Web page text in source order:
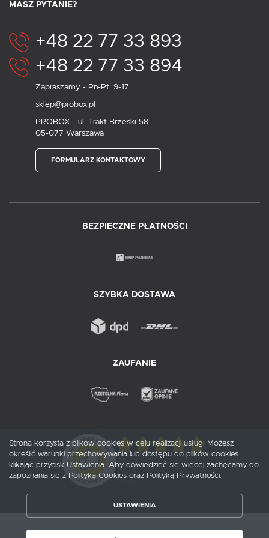
MASZ PYTANIE?
+48 22 77 33 893
+48 22 77 33 894
Zapraszamy - Pn-Pt: 9-17
sklep@probox.pl
PROBOX - ul. Trakt Brzeski 58
05-077 Warszawa
FORMULARZ KONTAKTOWY
BEZPIECZNE PŁATNOŚCI
SZYBKA DOSTAWA
ZAUFANIE
5/ 5
Strona korzysta z plików cookies w celu realizacji usług. Możesz
określić warunki przechowywania lub dostępu do plików cookies
klikając przycisk Ustawienia. Aby dowiedzieć się więcej zachęcamy do
zapoznania się z Polityką Cookies oraz Polityką Prywatności.
USTAWIENIA